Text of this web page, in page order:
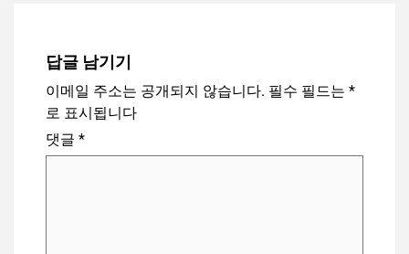
답글 남기기
이메일 주소는 공개되지 않습니다. 필수 필드는 *
로 표시됩니다
댓글 *